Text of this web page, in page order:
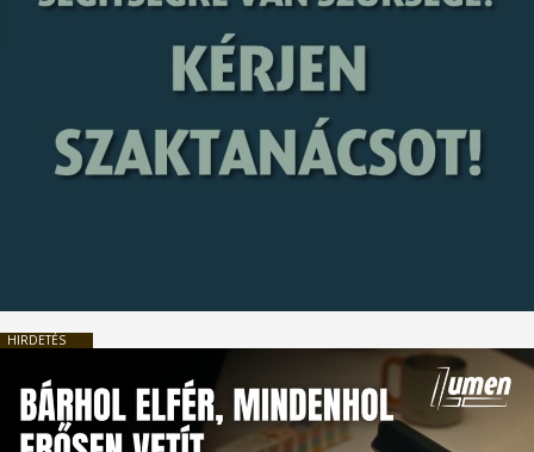
HIRDETÉS